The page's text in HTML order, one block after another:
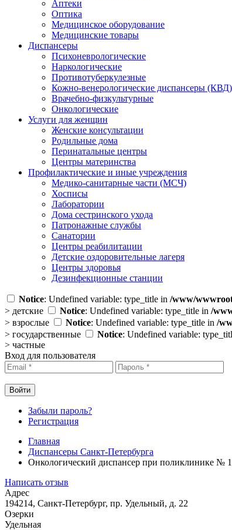
Аптеки
Оптика
Медицинское оборудование
Медицинские товары
Диспансеры
Психоневрологические
Наркологические
Противотуберкулезные
Кожно-венерологические диспансеры (КВД)
Врачебно-физкультурные
Онкологические
Услуги для женщин
Женские консультации
Родильные дома
Перинатальные центры
Центры материнства
Профилактические и иные учреждения
Медико-санитарные части (МСЧ)
Хосписы
Лаборатории
Дома сестринского ухода
Патронажные службы
Санатории
Центры реабилитации
Детские оздоровительные лагеря
Центры здоровья
Дезинфекционные станции
Notice: Undefined variable: type_title in /www/
> детские Notice: Undefined variable: type_title in /
> взрослые Notice: Undefined variable: type_title in /
> государственные Notice: Undefined variable:
> частные
Вход для пользователя
Забыли пароль?
Регистрация
Главная
Диспансеры Санкт-Петербурга
Онкологический диспансер при поликлинике №
Написать отзыв
Адрес
194214, Санкт-Петербург, пр. Удельный, д. 22
Озерки
Удельная